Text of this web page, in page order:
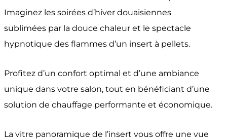
Imaginez les soirées d’hiver douaisiennes
sublimées par la douce chaleur et le spectacle
hypnotique des flammes d’un insert à pellets.
Profitez d’un confort optimal et d’une ambiance
unique dans votre salon, tout en bénéficiant d’une
solution de chauffage performante et économique.
La vitre panoramique de l’insert vous offre une vue